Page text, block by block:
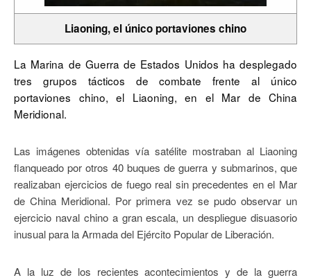
Liaoning, el único portaviones chino
La Marina de Guerra de Estados Unidos ha desplegado
tres grupos tácticos de combate frente al único
portaviones chino, el Liaoning, en el Mar de China
Meridional.
Las imágenes obtenidas vía satélite mostraban al Liaoning
flanqueado por otros 40 buques de guerra y submarinos, que
realizaban ejercicios de fuego real sin precedentes en el Mar
de China Meridional. Por primera vez se pudo observar un
ejercicio naval chino a gran escala, un despliegue disuasorio
inusual para la Armada del Ejército Popular de Liberación.
A la luz de los recientes acontecimientos y de la guerra